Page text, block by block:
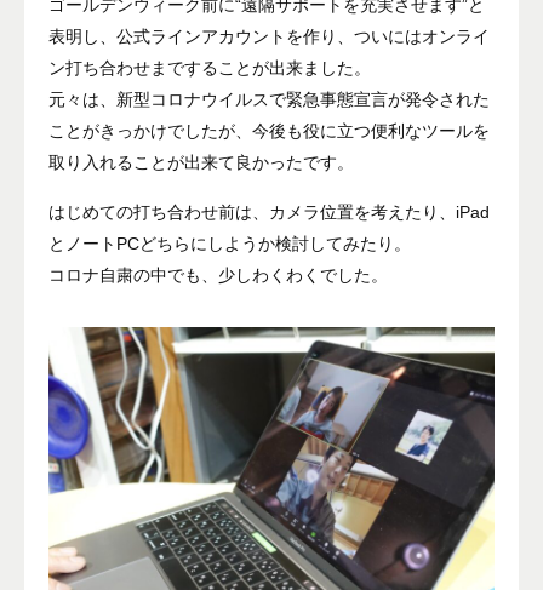
ゴールデンウィーク前に“遠隔サポートを充実させます”と
表明し、公式ラインアカウントを作り、ついにはオンライ
ン打ち合わせまですることが出来ました。
元々は、新型コロナウイルスで緊急事態宣言が発令された
ことがきっかけでしたが、今後も役に立つ便利なツールを
取り入れることが出来て良かったです。
はじめての打ち合わせ前は、カメラ位置を考えたり、iPad
とノートPCどちらにしようか検討してみたり。
コロナ自粛の中でも、少しわくわくでした。